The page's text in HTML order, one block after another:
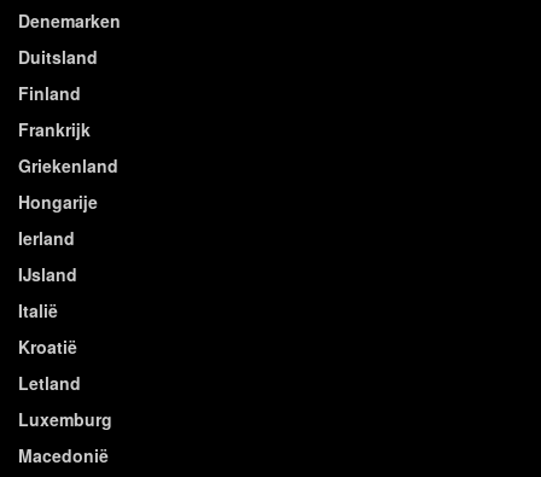
Denemarken
Duitsland
Finland
Frankrijk
Griekenland
Hongarije
Ierland
IJsland
Italië
Kroatië
Letland
Luxemburg
Macedonië